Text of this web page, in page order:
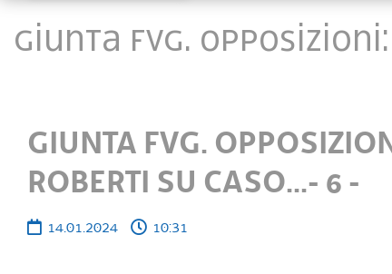
GIUNTA FVG.
GIUNTA FVG.
ROBERTI SU CASO...- 6 -
14.01.2024 10:31